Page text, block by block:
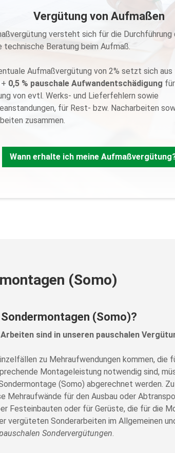
Vergütung von Aufmaßen
versteht sich für die Durchführung
technische Beratung beim Aufmaß.
Aufmaßvergütung von 2% setzt sich aus
+ 0,5 % pauschale Aufwandentschädigung
von evtl. Werks- und Lieferfehlern sowie
für Rest- bzw. Nacharbeiten
zusammen.
Wann erhalte ich meine
erhalte ich meine
Die
unmittelbar nach dem Aufmaß
bevorschusst auf das
beim oder
wird die Aufmaßprovision entsprechend
Zurück
(Somo)
(Somo)?
sind in unseren pauschalen
zu Mehraufwendungen kommen, die
Montageleistung notwendig sind,
(Somo) abgerechnet werden.
Mehraufwände für den Ausbau oder
Festeinbauten oder für Gerüste, die für die
vergüteten Sonderarbeiten im Allgemeinen
Sondervergütungen.